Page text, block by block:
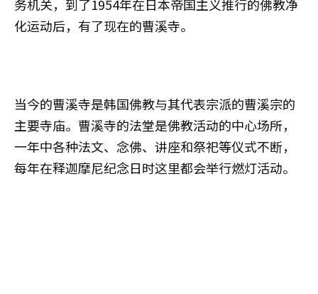
务机关，到了1954年在日本帝国主义推行的佛教净
化运动后，有了现在的曹溪寺。
当今的曹溪寺是韩国佛教与其代表宗派的曹溪宗的
主要寺庙。曹溪寺的法堂是佛教活动的中心场所，
一年中各种法文、念佛、讲座和祭祀等仪式不断，
每年在释迦摩尼纪念日时这里都会举行燃灯活动。